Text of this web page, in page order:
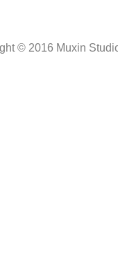
© 2016 Muxin